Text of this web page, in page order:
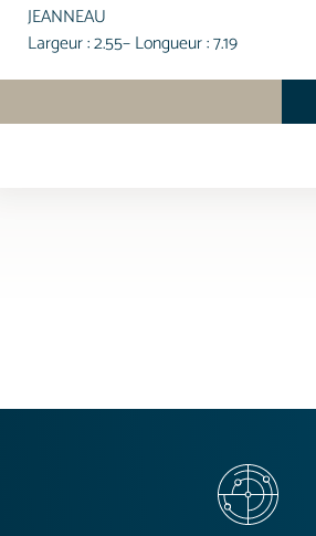
JEANNEAU
Largeur : 2.55– Longueur : 7.19